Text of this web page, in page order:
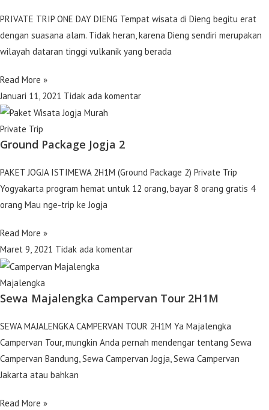
PRIVATE TRIP ONE DAY DIENG Tempat wisata di Dieng begitu erat
dengan suasana alam. Tidak heran, karena Dieng sendiri merupakan
wilayah dataran tinggi vulkanik yang berada
Read More »
Januari 11, 2021 Tidak ada komentar
Private Trip
Ground Package Jogja 2
PAKET JOGJA ISTIMEWA 2H1M (Ground Package 2) Private Trip
Yogyakarta program hemat untuk 12 orang, bayar 8 orang gratis 4
orang Mau nge-trip ke Jogja
Read More »
Maret 9, 2021 Tidak ada komentar
Majalengka
Sewa Majalengka Campervan Tour 2H1M
SEWA MAJALENGKA CAMPERVAN TOUR 2H1M Ya Majalengka
Campervan Tour, mungkin Anda pernah mendengar tentang Sewa
Campervan Bandung, Sewa Campervan Jogja, Sewa Campervan
Jakarta atau bahkan
Read More »